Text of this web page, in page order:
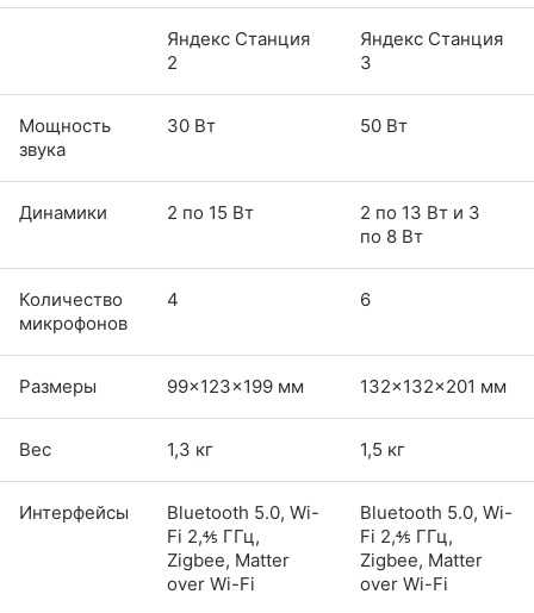
Яндекс Станция
2
Яндекс Станция
3
Мощность
звука
30 Вт 50 Вт
Динамики 2 по 15 Вт
2 по 13 Вт и 3
по 8 Вт
Количество
микрофонов
4 6
Размеры 99×123x199 мм 132×132x201 мм
Вес 1,3 кг 1,5 кг
Интерфейсы
Bluetooth 5.0, Wi-
Fi 2,⅘ ГГц,
Zigbee, Matter
over Wi-Fi
Bluetooth 5.0, Wi-
Fi 2,⅘ ГГц,
Zigbee, Matter
over Wi-Fi